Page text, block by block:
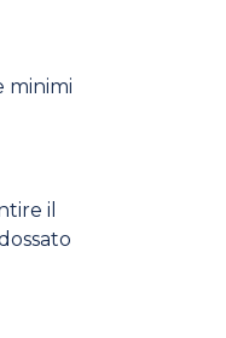
minimi
il